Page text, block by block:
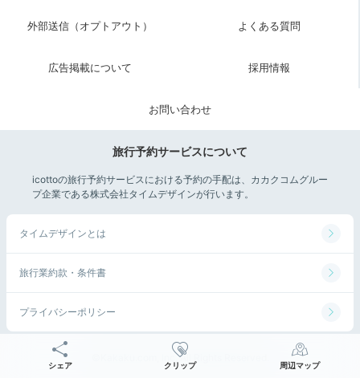
シェア クリップ 周辺マップ
外部送信（オプトアウト） よくある質問
広告掲載について 採用情報
お問い合わせ
旅行予約サービスについて
icottoの旅行予約サービスにおける予約の手配は、カカクコムグルー
プ企業である株式会社タイムデザインが行います。
タイムデザインとは
旅行業約款・条件書
プライバシーポリシー
©Kakaku.com, Inc. All Rights Reserved.